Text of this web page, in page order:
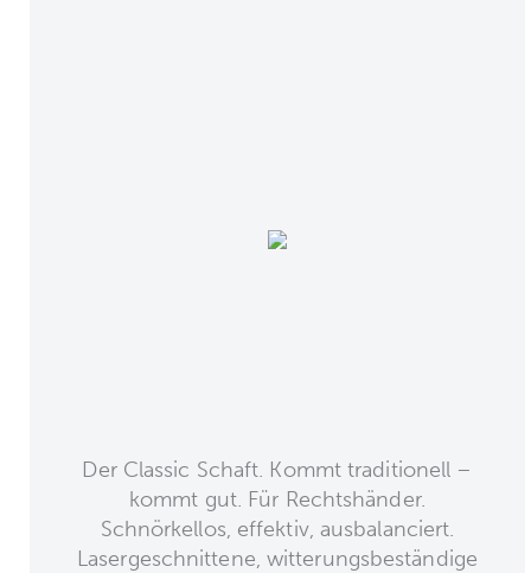
Der Classic Schaft. Kommt traditionell –
kommt gut. Für Rechtshänder.
Schnörkellos, effektiv, ausbalanciert.
Lasergeschnittene, witterungsbeständige